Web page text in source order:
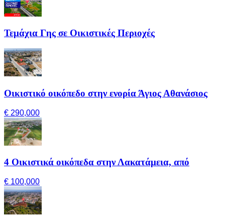
Τεμάχια Γης σε Οικιστικές Περιοχές
Οικιστικό οικόπεδο στην ενορία Άγιος Αθανάσιος
€ 290,000
4 Οικιστικά οικόπεδα στην Λακατάμεια, από
€ 100,000